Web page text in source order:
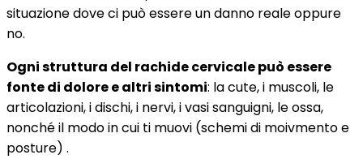
situazione dove ci può essere un danno reale oppure
no.
Ogni struttura del rachide cervicale può essere
fonte di dolore e altri sintomi: la cute, i muscoli, le
articolazioni, i dischi, i nervi, i vasi sanguigni, le ossa,
nonché il modo in cui ti muovi (schemi di moivmento e
posture) .